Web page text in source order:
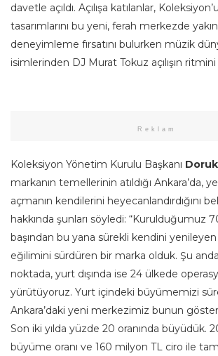
davetle açıldı. Açılışa katılanlar,
tasarımlarını bu yeni, ferah merkezde
deneyimleme fırsatını bulurken müzik
isimlerinden DJ Murat Tokuz açılışın
Reklam
Koleksiyon Yönetim Kurulu Başkanı
markanın temellerinin atıldığı Ankara’da,
açmanın kendilerini heyecanlandırdığını
hakkında şunları söyledi: “Kurulduğumuz
başından bu yana sürekli kendini
eğilimini sürdüren bir marka olduk. Şu
noktada, yurt dışında ise 24 ülkede
yürütüyoruz. Yurt içindeki büyümemizi
Ankara’daki yeni merkezimiz bunun
Son iki yılda yüzde 20 oranında büyüdük.
büyüme oranı ve 160 milyon TL ciro ile